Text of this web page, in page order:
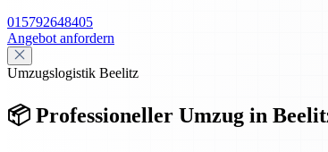
015792648405
Angebot anfordern
Umzugslogistik Beelitz
📦 Professioneller Umzug in